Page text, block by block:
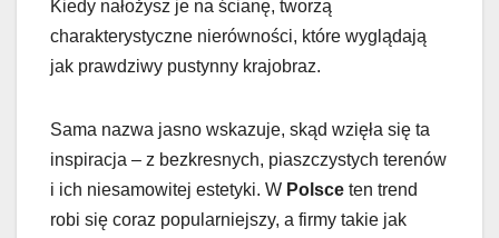
Kiedy nałożysz je na ścianę, tworzą
charakterystyczne nierówności, które wyglądają
jak prawdziwy pustynny krajobraz.
Sama nazwa jasno wskazuje, skąd wzięła się ta
inspiracja – z bezkresnych, piaszczystych terenów
i ich niesamowitej estetyki. W Polsce ten trend
robi się coraz popularniejszy, a firmy takie jak